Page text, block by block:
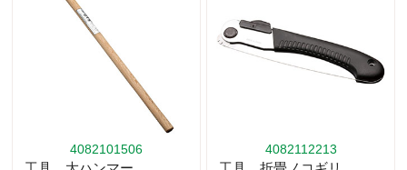
4082101506 4082112213